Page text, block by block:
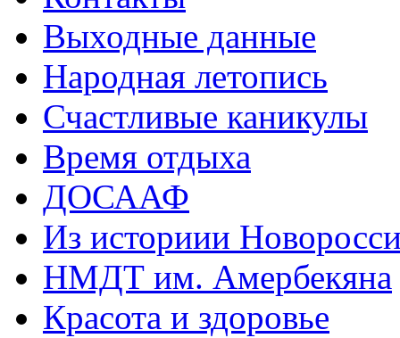
Выходные данные
Народная летопись
Счастливые каникулы
Время отдыха
ДОСААФ
Из историии
НМДТ им. Амербекяна
Красота и здоровье